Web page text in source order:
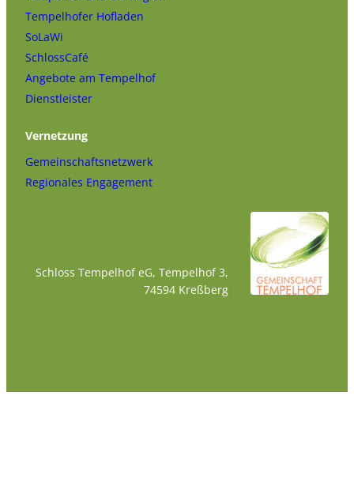
Tempelhofer Hofladen
SoLaWi
SchlossCafé
Angebote am Tempelhof
Dienstleister
Vernetzung
Gemeinschaftsnetzwerk
Regionales Engagement
Schloss Tempelhof eG, Tempelhof 3,
74594 Kreßberg